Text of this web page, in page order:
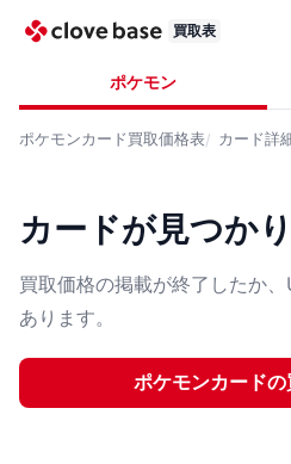
買取表
ポケモン
ポケモンカード買取価格表 カード詳
カードが見つか
買取価格の掲載が終了したか
あります。
ポケモンカードの